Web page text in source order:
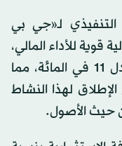
لـ«جي بي
قوية للأداء المالي،
متوقعاً قفزة إيرادات الأسواق بمعدل 11 في المائة، مما
لهذا النشاط
حيث الأصول.